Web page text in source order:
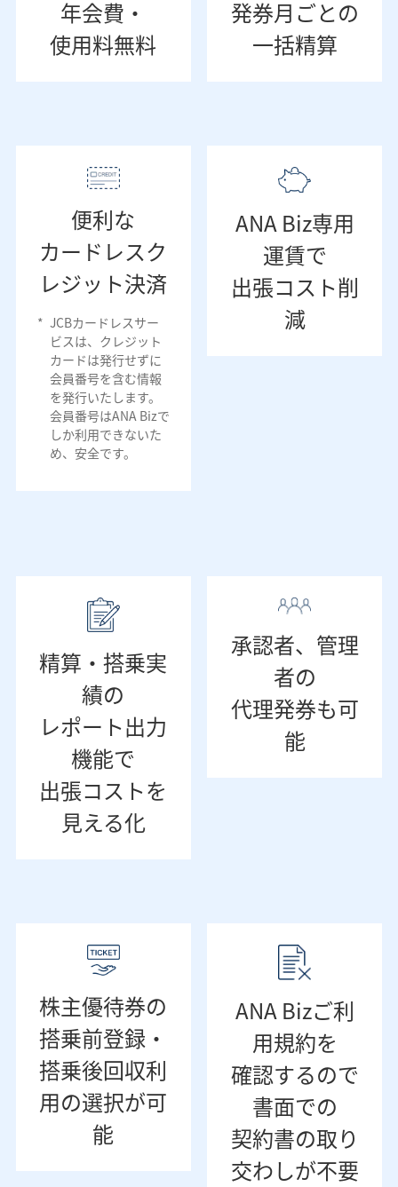
年会費・
使用料無料
発券月ごとの
一括精算
便利な
カードレスク
レジット決済
* JCBカードレスサー
ビスは、クレジット
カードは発行せずに
会員番号を含む情報
を発行いたします。
会員番号はANA Bizで
しか利用できないた
め、安全です。
ANA Biz専用
運賃で
出張コスト削
減
精算・搭乗実
績の
レポート出力
機能で
出張コストを
見える化
承認者、管理
者の
代理発券も可
能
株主優待券の
搭乗前登録・
搭乗後回収利
用の選択が可
能
ANA Bizご利
用規約を
確認するので
書面での
契約書の取り
交わしが不要